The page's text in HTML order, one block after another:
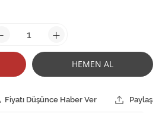
- +
HEMEN AL
Fiyatı Düşünce Haber Ver Paylaş